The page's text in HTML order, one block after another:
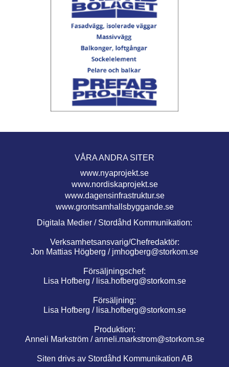
VÅRA ANDRA SITER
www.nyaprojekt.se
www.nordiskaprojekt.se
www.dagensinfrastruktur.se
www.grontsamhallsbyggande.se
Digitala Medier / Stordåhd Kommunikation:
Verksamhetsansvarig/Chefredaktör:
Jon Mattias Högberg / jmhogberg@storkom.se
Försäljningschef:
Lisa Hofberg / lisa.hofberg@storkom.se
Försäljning:
Lisa Hofberg / lisa.hofberg@storkom.se
Produktion:
Anneli Markström / anneli.markstrom@storkom.se
Siten drivs av Stordåhd Kommunikation AB